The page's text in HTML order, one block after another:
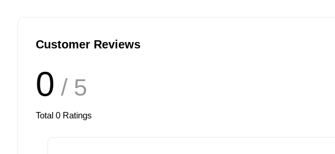
Customer Reviews
0 / 5
Total 0 Ratings